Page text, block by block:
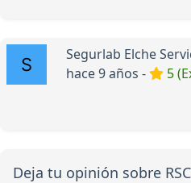
Segurlab Elche
hace 9 años -
5
Deja tu opinión sobre RSC